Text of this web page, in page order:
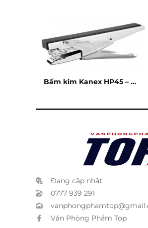
Bấm kim Kanex HP45 – 20
Đang cập nhật
0777 939 291
Văn Phòng Phẩm Top